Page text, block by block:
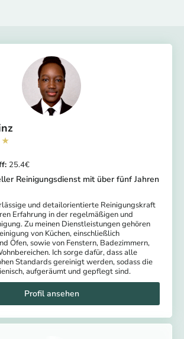
25.4
Reinigungsdienst mit über fünf Jahren
und detailorientierte Reinigungskraft
Erfahrung in der regelmäßigen und
Zu meinen Dienstleistungen gehören
von Küchen, einschließlich
Öfen, sowie von Fenstern, Badezimmern,
Ich sorge dafür, dass alle
Standards gereinigt werden, sodass die
aufgeräumt und gepflegt sind.